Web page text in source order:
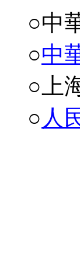
○中
○中
○上
○ 人